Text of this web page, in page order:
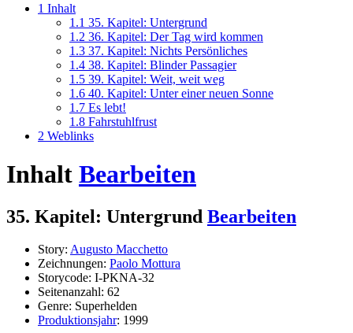
1 Inhalt
1.1 35. Kapitel: Untergrund
1.2 36. Kapitel: Der Tag wird kommen
1.3 37. Kapitel: Nichts Persönliches
1.4 38. Kapitel: Blinder Passagier
1.5 39. Kapitel: Weit, weit weg
1.6 40. Kapitel: Unter einer neuen Sonne
1.7 Es lebt!
1.8 Fahrstuhlfrust
2 Weblinks
Inhalt Bearbeiten
35. Kapitel: Untergrund Bearbeiten
Story: Augusto Macchetto
Zeichnungen: Paolo Mottura
Storycode: I-PKNA-32
Seitenanzahl: 62
Genre: Superhelden
Produktionsjahr: 1999